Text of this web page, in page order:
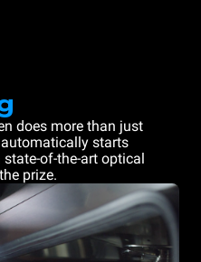
does more than just
starts
of-the-art optical
prize.